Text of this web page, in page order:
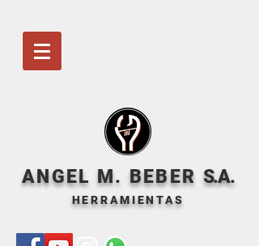
ANGEL M. BEBER S.A.
HERRAMIENTAS